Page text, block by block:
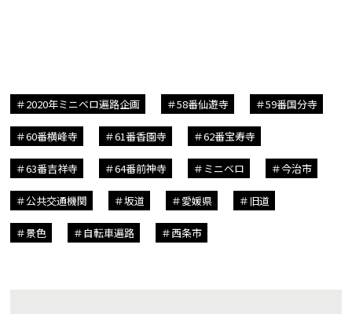
2020年ミニベロ遍路企画 58番仙遊寺 59番国分寺
60番横峰寺 61番香園寺 62番宝寿寺
63番吉祥寺 64番前神寺 ミニベロ 今治市
公共交通機関 坂道 愛媛県 旧道
景色 自転車遍路 西条市